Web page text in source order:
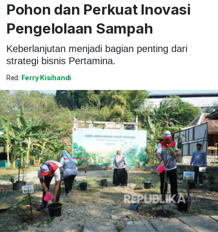
Pohon dan Perkuat Inovasi
Pengelolaan Sampah
Keberlanjutan menjadi bagian penting dari
strategi bisnis Pertamina.
Red: Ferry Kisihandi